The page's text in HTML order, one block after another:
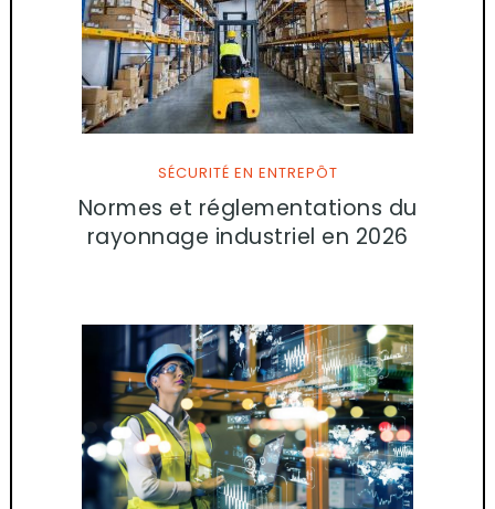
SÉCURITÉ EN ENTREPÔT
Normes et réglementations du
rayonnage industriel en 2026